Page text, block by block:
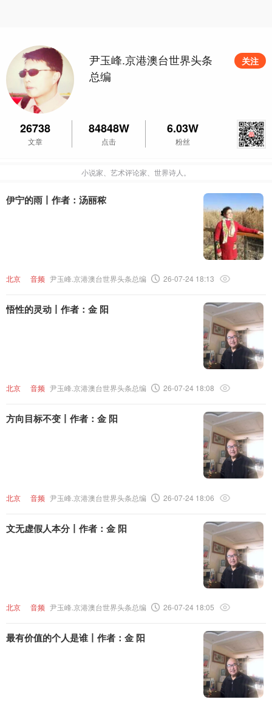
尹玉峰.京港澳台世界头条
总编
关注
26738
文章
84848W
点击
6.03W
粉丝
小说家、艺术评论家、世界诗人。
伊宁的雨丨作者：汤丽秾
北京 音频 尹玉峰.京港澳台世界头条总编 26-07-24 18:13
悟性的灵动丨作者：金 阳
北京 音频 尹玉峰.京港澳台世界头条总编 26-07-24 18:08
方向目标不变丨作者：金 阳
北京 音频 尹玉峰.京港澳台世界头条总编 26-07-24 18:06
文无虚假人本分丨作者：金 阳
北京 音频 尹玉峰.京港澳台世界头条总编 26-07-24 18:05
最有价值的个人是谁丨作者：金 阳